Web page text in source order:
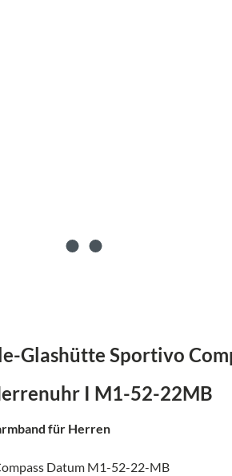
Glashütte Sportivo
I M1-52-22MB
für Herren
Datum M1-52-22-MB